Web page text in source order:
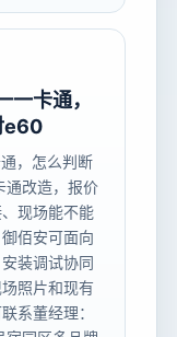
卡通，
e60
，怎么判断
通改造，报价
现场能不能
佰安可面向
装调试协同
照片和现有
系董经理：